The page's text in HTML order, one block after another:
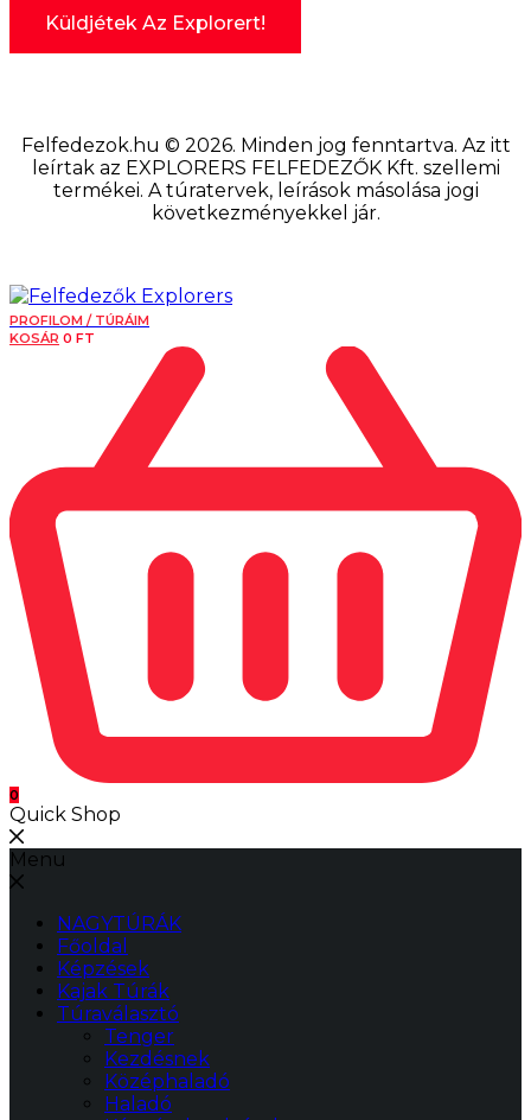
Felfedezok.hu © 2026. Minden jog fenntartva. Az itt
leírtak az EXPLORERS FELFEDEZŐK Kft. szellemi
termékei. A túratervek, leírások másolása jogi
következményekkel jár.
PROFILOM / TÚRÁIM
KOSÁR 0 FT
0
Quick Shop
Menu
NAGYTÚRÁK
Főoldal
Képzések
Kajak Túrák
Túraválasztó
Tenger
Kezdésnek
Középhaladó
Haladó